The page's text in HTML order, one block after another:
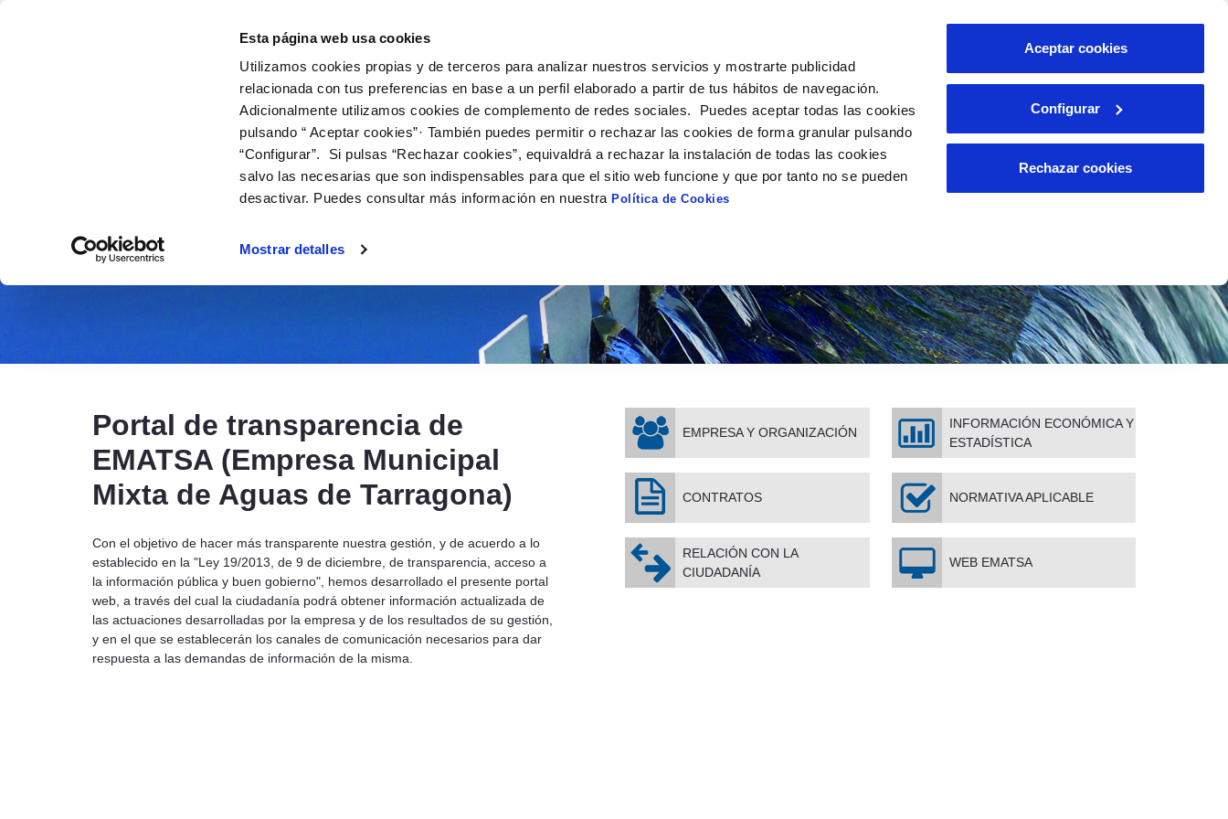
Esta página web usa cookies
Utilizamos cookies propias y de terceros para analizar nuestros servicios y mostrarte publicidad
relacionada con tus preferencias en base a un perfil elaborado a partir de tus hábitos de navegación.
Adicionalmente utilizamos cookies de complemento de redes sociales. Puedes aceptar todas las cookies
pulsando “ Aceptar cookies”· También puedes permitir o rechazar las cookies de forma granular pulsando
“Configurar”. Si pulsas “Rechazar cookies”, equivaldrá a rechazar la instalación de todas las cookies
salvo las necesarias que son indispensables para que el sitio web funcione y que por tanto no se pueden
desactivar. Puedes consultar más información en nuestraPolítica de Cookies
Mostrar detalles
Aceptar cookies
Configurar
Rechazar cookies
EMPRESA Y ORGANIZACIÓN
INFORMACIÓN ECONÓMICA Y
ESTADÍSTICA
CONTRATOS NORMATIVA APLICABLE
RELACIÓN CON LA
Portal de transparencia de
EMATSA (Empresa Municipal
Mixta de Aguas de Tarragona)
Con el objetivo de hacer más transparente nuestra gestión, y de acuerdo a lo
establecido en la "Ley 19/2013, de 9 de diciembre, de transparencia, acceso a
la información pública y buen gobierno", hemos desarrollado el presente portal
web, a través del cual la ciudadanía podrá obtener información actualizada de
las actuaciones desarrolladas por la empresa y de los resultados de su gestión,
y en el que se establecerán los canales de comunicación necesarios para dar
respuesta a las demandas de información de la misma.
EMPRESA Y ORGANIZACIÓN
CONTRATOS
RELACIÓN CON LA
CIUDADANÍA
INFORMACIÓN ECONÓMICA Y
ESTADÍSTICA
NORMATIVA APLICABLE
WEB EMATSA